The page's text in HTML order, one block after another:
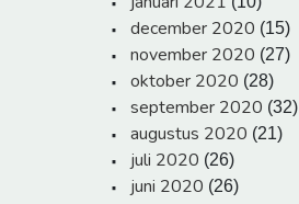
december 2020 (15)
november 2020 (27)
oktober 2020 (28)
september 2020 (32)
augustus 2020 (21)
juli 2020 (26)
juni 2020 (26)